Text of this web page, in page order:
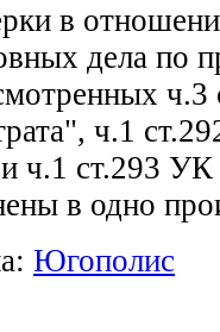
в
дела по
ч.1
ч.1 ст.293
в одно
Югополис